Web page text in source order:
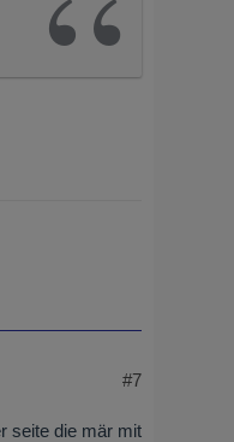
#7
seite die mär mit